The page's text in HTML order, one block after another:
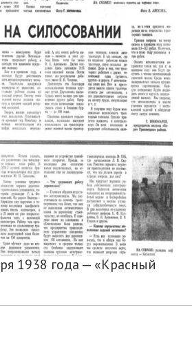
1938 года — «Красный